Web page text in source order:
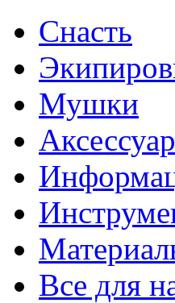
Снасть
Мушки
Все для